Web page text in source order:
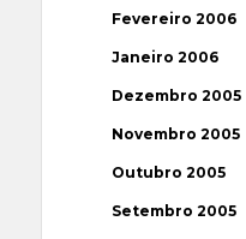
Fevereiro 2006
Janeiro 2006
Dezembro 2005
Novembro 2005
Outubro 2005
Setembro 2005